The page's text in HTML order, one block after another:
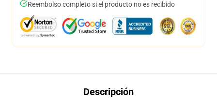
Reembolso completo si el producto no es recibido
Descripción